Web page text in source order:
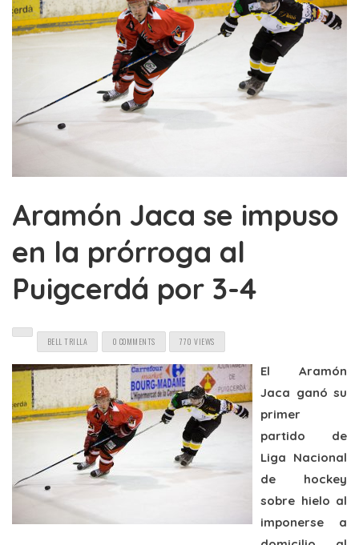
Aramón Jaca se impuso
en la prórroga al
Puigcerdá por 3-4
BELL TRILLA 0 COMMENTS 770 VIEWS
El Aramón
Jaca ganó su
primer
partido de
Liga Nacional
de hockey
sobre hielo al
imponerse a